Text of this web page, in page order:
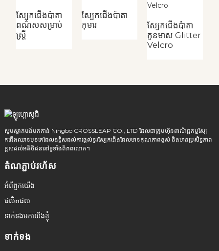
ស្បែកជើងប៉ាតា
ពណ៌សសម្រាប់
ស្ត្រី
ស្បែកជើងប៉ាតា
កុមារ
ស្បែកជើងប៉ាតា
កូនមាស Glitter
Velcro
សូមស្វាគមន៍មកកាន់ Ningbo CROSSLEAP CO., LTD ដែលជាក្រុមហ៊ុនពាណិជ្ជកម្មស្បែ
កជើងឈានមុខគេដែលឧទ្ទិសដល់ការផ្តល់នូវស្បែកជើងដែលមានគុណភាពខ្ពស់ និងមានប្រសិទ្ធភាព
ខ្ពស់ដល់អតិថិជននៅទូទាំងពិភពលោក។
តំណភ្ជាប់រហ័ស
អំពីពួកយើង
ផលិតផល
ទាក់ទងមកយើងខ្ញុំ
ទាក់ទង